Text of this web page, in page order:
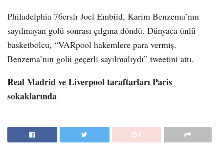
Philadelphia 76erslı Joel Embiid, Karim Benzema’nın
sayılmayan golü sonrası çılgına döndü. Dünyaca ünlü
basketbolcu, “VARpool hakemlere para vermiş.
Benzema’nın golü geçerli sayılmalıydı” tweetini attı.
Real Madrid ve Liverpool taraftarları Paris
sokaklarında